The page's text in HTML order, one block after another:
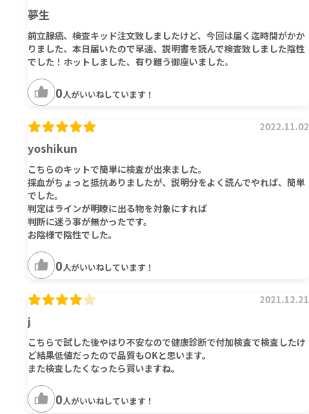
夢生
前立腺癌、検査キッド注文致しましたけど、今回は届く迄時間がかか
りました、本日届いたので早速、説明書を読んで検査致しました陰性
でした！ホットしました、有り難う御座いました。
0人がいいねしています！
yoshikun
2022.11.02
こちらのキットで簡単に検査が出来ました。
採血がちょっと抵抗ありましたが、説明分をよく読んでやれば、簡単
でした。
判定はラインが明瞭に出る物を対象にすれば
判断に迷う事が無かったです。
お陰様で陰性でした。
0人がいいねしています！
j
2021.12.21
こちらで試した後やはり不安なので健康診断で付加検査で検査したけ
ど結果低値だったので品質もOKと思います。
また検査したくなったら買いますね。
0人がいいねしています！